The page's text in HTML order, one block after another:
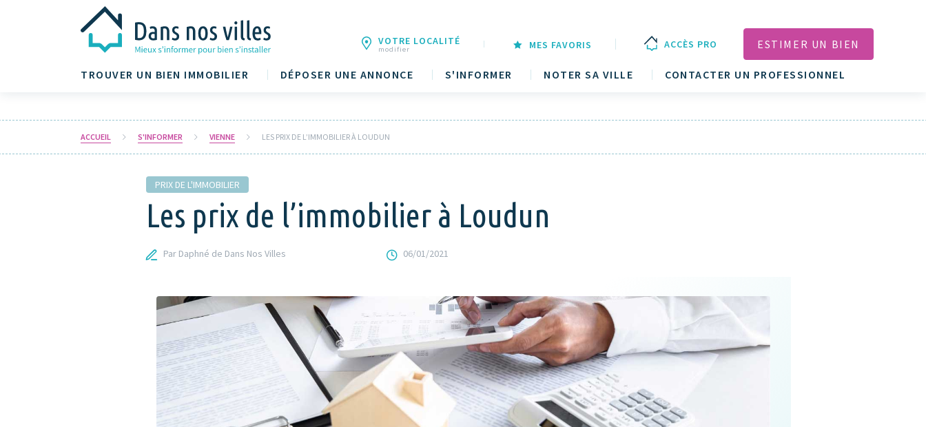
TROUVER UN BIEN IMMOBILIER DÉPOSER UNE ANNONCE S'INFORMER NOTER SA VILLE CONTACTER UN PROFESSIONNEL
VOTRE LOCALITÉ
modifier MES FAVORIS ACCÈS PRO ESTIMER UN BIEN
ACCUEIL S'INFORMER VIENNE LES PRIX DE L’IMMOBILIER À LOUDUN
PRIX DE L'IMMOBILIER
Les prix de l’immobilier à Loudun
Par Daphné de Dans Nos Villes 06/01/2021